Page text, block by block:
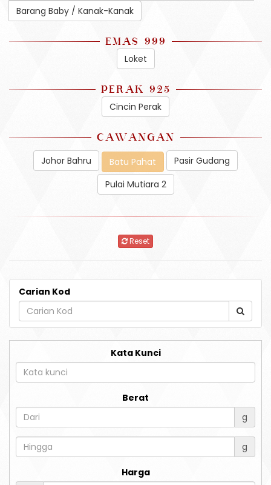
Barang Baby / Kanak-Kanak
EMAS 999
Loket
PERAK 925
Cincin Perak
CAWANGAN
Johor Bahru Batu Pahat
Pasir Gudang
Pulai Mutiara 2
Reset
Carian Kod
Kata Kunci
Berat
g
g
Harga